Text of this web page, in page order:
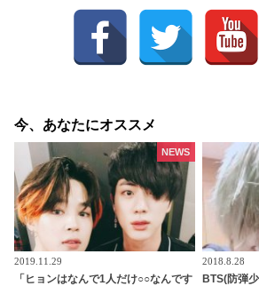
今、あなたにオススメ
2019.11.29
「ヒョンはなんで1人だけ○○なんです
NEWS
2018.8.28
BTS(防弾